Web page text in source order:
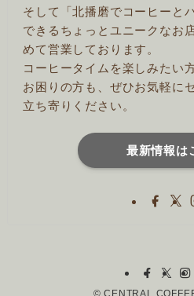
そして「北播磨でコーヒーと
できるちょっとユニークなお
めて営業しております。
コーヒータイムを楽しみたい
お困りの方も、ぜひお気軽に
立ち寄りください。
最新情報は
© CENTRAL